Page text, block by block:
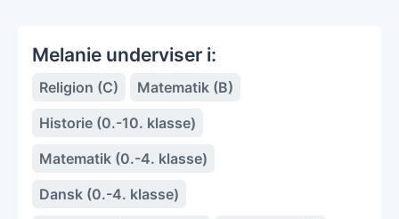
Melanie underviser i:
Religion (C)
Matematik (B)
Historie (0.-10. klasse)
Matematik (0.-4. klasse)
Dansk (0.-4. klasse)